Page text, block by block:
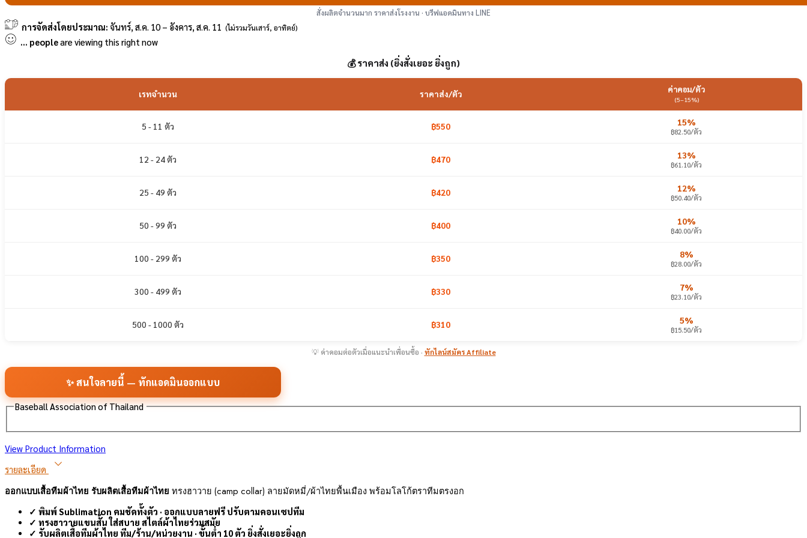
สั่งผลิตจำนวนมาก ราคาส่งโรงงาน · บรีฟแอดมินทาง LINE
การจัดส่งโดยประมาณ: จันทร์, ส.ค. 10 – อังคาร, ส.ค. 11 (ไม่รวมวันเสาร์, อาทิตย์)
... peopleare viewing this right now
💰 ราคาส่ง (ยิ่งสั่งเยอะ ยิ่งถูก)
เรทจำนวน ราคาส่ง/ตัว ค่าคอม/ตัว
(5–15%)
5 - 11 ตัว ฿550 15%
฿82.50/ตัว
12 - 24 ตัว ฿470 13%
฿61.10/ตัว
25 - 49 ตัว ฿420 12%
฿50.40/ตัว
50 - 99 ตัว ฿400 10%
฿40.00/ตัว
100 - 299 ตัว ฿350 8%
฿28.00/ตัว
300 - 499 ตัว ฿330 7%
฿23.10/ตัว
500 - 1000 ตัว ฿310 5%
฿15.50/ตัว
💡 ค่าคอมต่อตัวเมื่อแนะนำเพื่อนซื้อ · ทักไลน์สมัคร Affiliate
✨ สนใจลายนี้ — ทักแอดมินออกแบบ
Baseball Association of Thailand
View Product Information
รายละเอียด
ออกแบบเสื้อทีมผ้าไทย รับผลิตเสื้อทีมผ้าไทย ทรงฮาวาย (camp collar) ลายมัดหมี่/ผ้าไทยพื้นเมือง พร้อมโลโก้ตราทีมตรงอก
✓ พิมพ์ Sublimation คมชัดทั้งตัว · ออกแบบลายฟรี ปรับตามคอนเซปทีม
✓ ทรงฮาวายแขนสั้น ใส่สบาย สไตล์ผ้าไทยร่วมสมัย
✓ รับผลิตเสื้อทีมผ้าไทย ทีม/ร้าน/หน่วยงาน · ขั้นต่ำ 10 ตัว ยิ่งสั่งเยอะยิ่งถูก